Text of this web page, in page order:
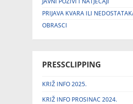
PRIJAVA KVARA ILI
OBRASCI
PRESSCLIPPING
KRIŽ INFO 2025.
KRIŽ INFO PROSINAC 2024.